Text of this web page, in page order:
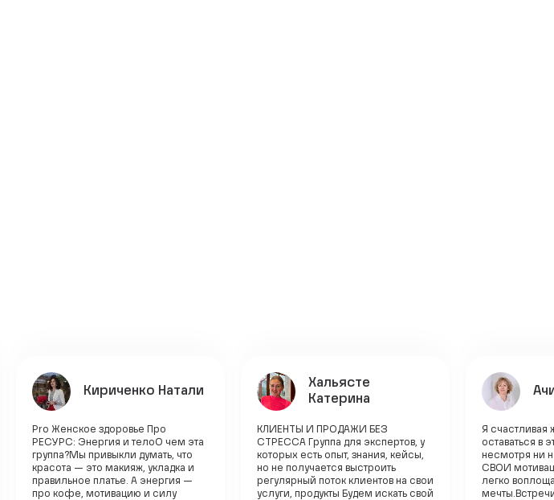
Кириченко Натали
Pro Женское здоровье Про
РЕСУРС: Энергия и телоО чем эта
группа?Мы привыкли думать, что
красота — это макияж, укладка и
правильное платье. А энергия —
про кофе, мотивацию и силу
Хальясте
Катерина
КЛИЕНТЫ И ПРОДАЖИ БЕЗ
СТРЕССА Группа для экспертов, у
которых есть опыт, знания, кейсы,
но не получается выстроить
регулярный поток клиентов на свои
услуги, продукты Будем искать свой
Я счастливая
оставаться в
несмотря ни
СВОИ
легко